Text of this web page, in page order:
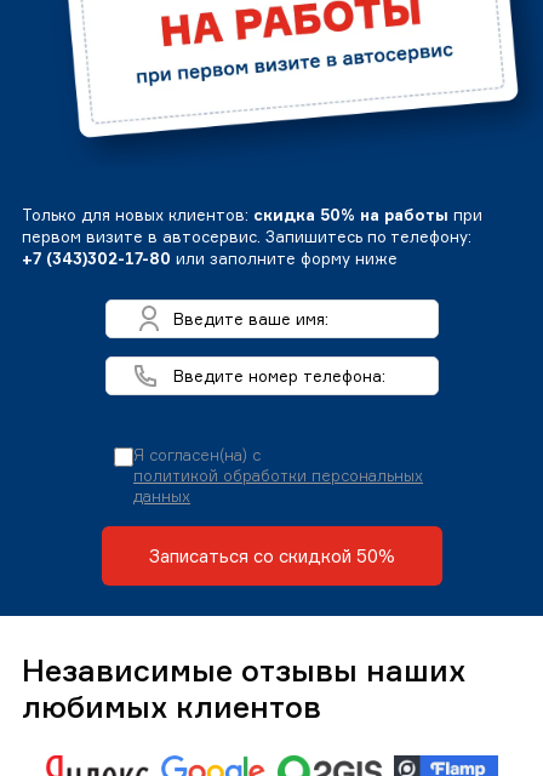
Только для новых клиентов: скидка 50% на работы при
первом визите в автосервис. Запишитесь по телефону:
+7 (343)302-17-80 или заполните форму ниже
Я согласен(на) с
политикой обработки персональных
данных
Записаться со скидкой 50%
Независимые отзывы наших
любимых клиентов